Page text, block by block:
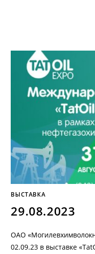
ВЫСТАВКА
29.08.2023
ОАО
02.09.23 в выставке